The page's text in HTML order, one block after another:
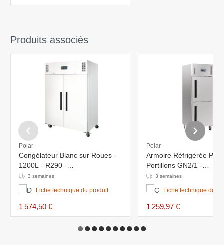
Produits associés
Polar
Congélateur Blanc sur Roues -
1200L - R290 -
1340x810x2000(h)mm
3 semaines
Fiche technique du produit
1 574,50 €
Polar
Armoire Réfrigérée
Portillons GN2/1 -
800x680x2010(h)mm
3 semaines
Fiche technique du
1 259,97 €